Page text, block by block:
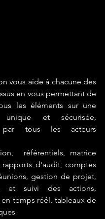
vous aide à chacune des
en vous permettant de
les éléments sur une
unique et sécurisée,
par tous les acteurs
référentiels, matrice
rapports d'audit, comptes
gestion de projet,
et suivi des actions,
temps réél, tableaux de